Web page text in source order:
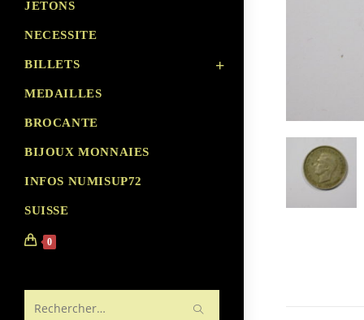
JETONS
NECESSITE
BILLETS
MEDAILLES
BROCANTE
BIJOUX MONNAIES
INFOS NUMISUP72
SUISSE
0